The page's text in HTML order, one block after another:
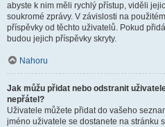
abyste k nim měli rychlý přístup, viděli
soukromé zprávy. V závislosti na
příspěvky od těchto uživatelů. Pokud
budou jejich příspěvky skryty.
Nahoru
Jak můžu přidat nebo odstranit
nepřátel?
Uživatele můžete přidat do vašeho
jméno uživatele se dostanete na stránku